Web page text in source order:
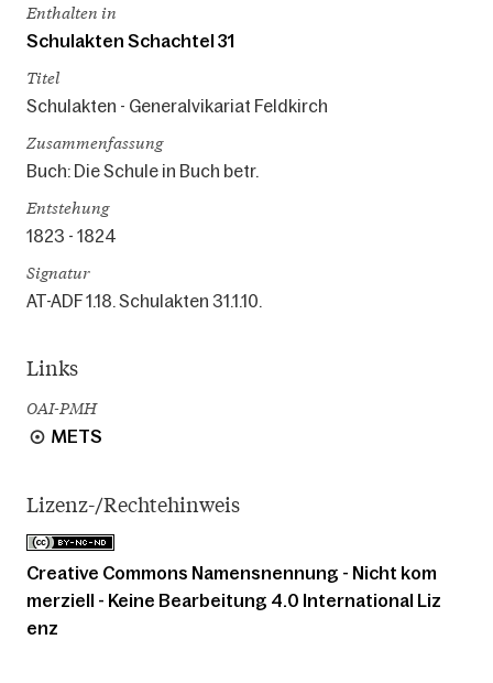
Enthalten in
Schulakten Schachtel 31
Titel
Schulakten - Generalvikariat Feldkirch
Zusammenfassung
Buch: Die Schule in Buch betr.
Entstehung
1823 - 1824
Signatur
AT-ADF 1.18. Schulakten 31.1.10.
Links
OAI-PMH
METS
Lizenz-/Rechtehinweis
Creative Commons Namensnennung - Nicht kom
merziell - Keine Bearbeitung 4.0 International Liz
enz